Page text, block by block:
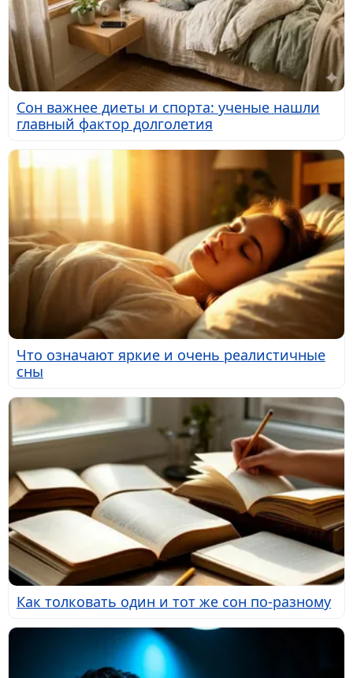
Сон важнее диеты и спорта: ученые нашли
главный фактор долголетия
Что означают яркие и очень реалистичные
сны
Как толковать один и тот же сон по-разному